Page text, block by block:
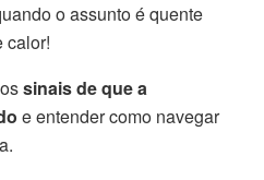
o assunto é quente
calor!
sinais de que a
e entender como navegar